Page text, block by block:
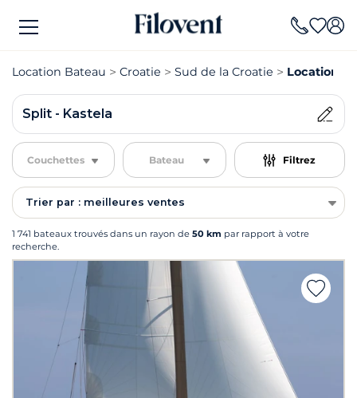
Location Bateau Croatie Sud de la Croatie Location
Split - Kastela
Couchettes Bateau Filtrez
Trier par : meilleures ventes
1 741 bateaux trouvés dans un rayon de 50 km par rapport à votre
recherche.